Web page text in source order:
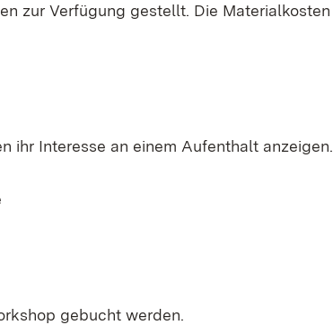
zur Verfügung gestellt. Die Materialkosten
ihr Interesse an einem Aufenthalt anzeigen.
gebucht werden.